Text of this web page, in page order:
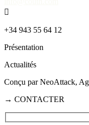

+34 943 55 64 12
Présentation
Actualités
Conçu par NeoAttack,
→ CONTACTER